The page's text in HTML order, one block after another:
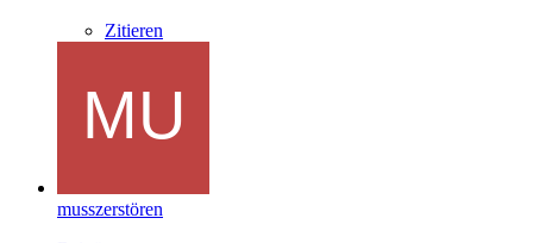
Zitieren
musszerstören